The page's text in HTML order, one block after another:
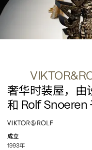
奢华时装屋，由
和 Rolf Snoeren
成立
1993年